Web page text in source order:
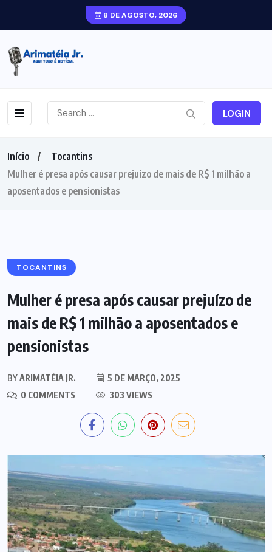
8 DE AGOSTO, 2026
LOGIN
Início
Tocantins
Mulher é presa após causar prejuízo de mais de R$ 1 milhão a
aposentados e pensionistas
TOCANTINS
Mulher é presa após causar prejuízo de
mais de R$ 1 milhão a aposentados e
pensionistas
BYARIMATÉIA JR.
5 DE MARÇO, 2025
0 COMMENTS
303 VIEWS